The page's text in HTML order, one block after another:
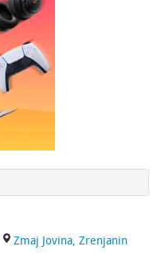
Zmaj Jovina, Zrenjanin